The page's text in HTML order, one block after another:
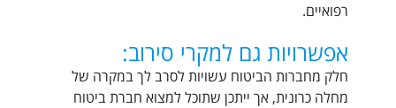
רפואיים.
אפשרויות גם למקרי סירוב:
חלק מחברות הביטוח עשויות לסרב לך במקרה של
מחלה כרונית, אך ייתכן שתוכל למצוא חברת ביטוח